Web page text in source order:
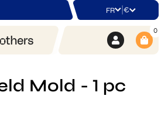
FR | €
0
Mold - 1 pc